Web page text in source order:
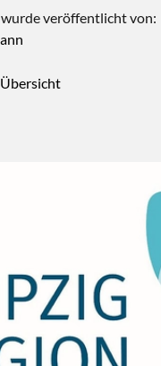
veröffentlicht von: